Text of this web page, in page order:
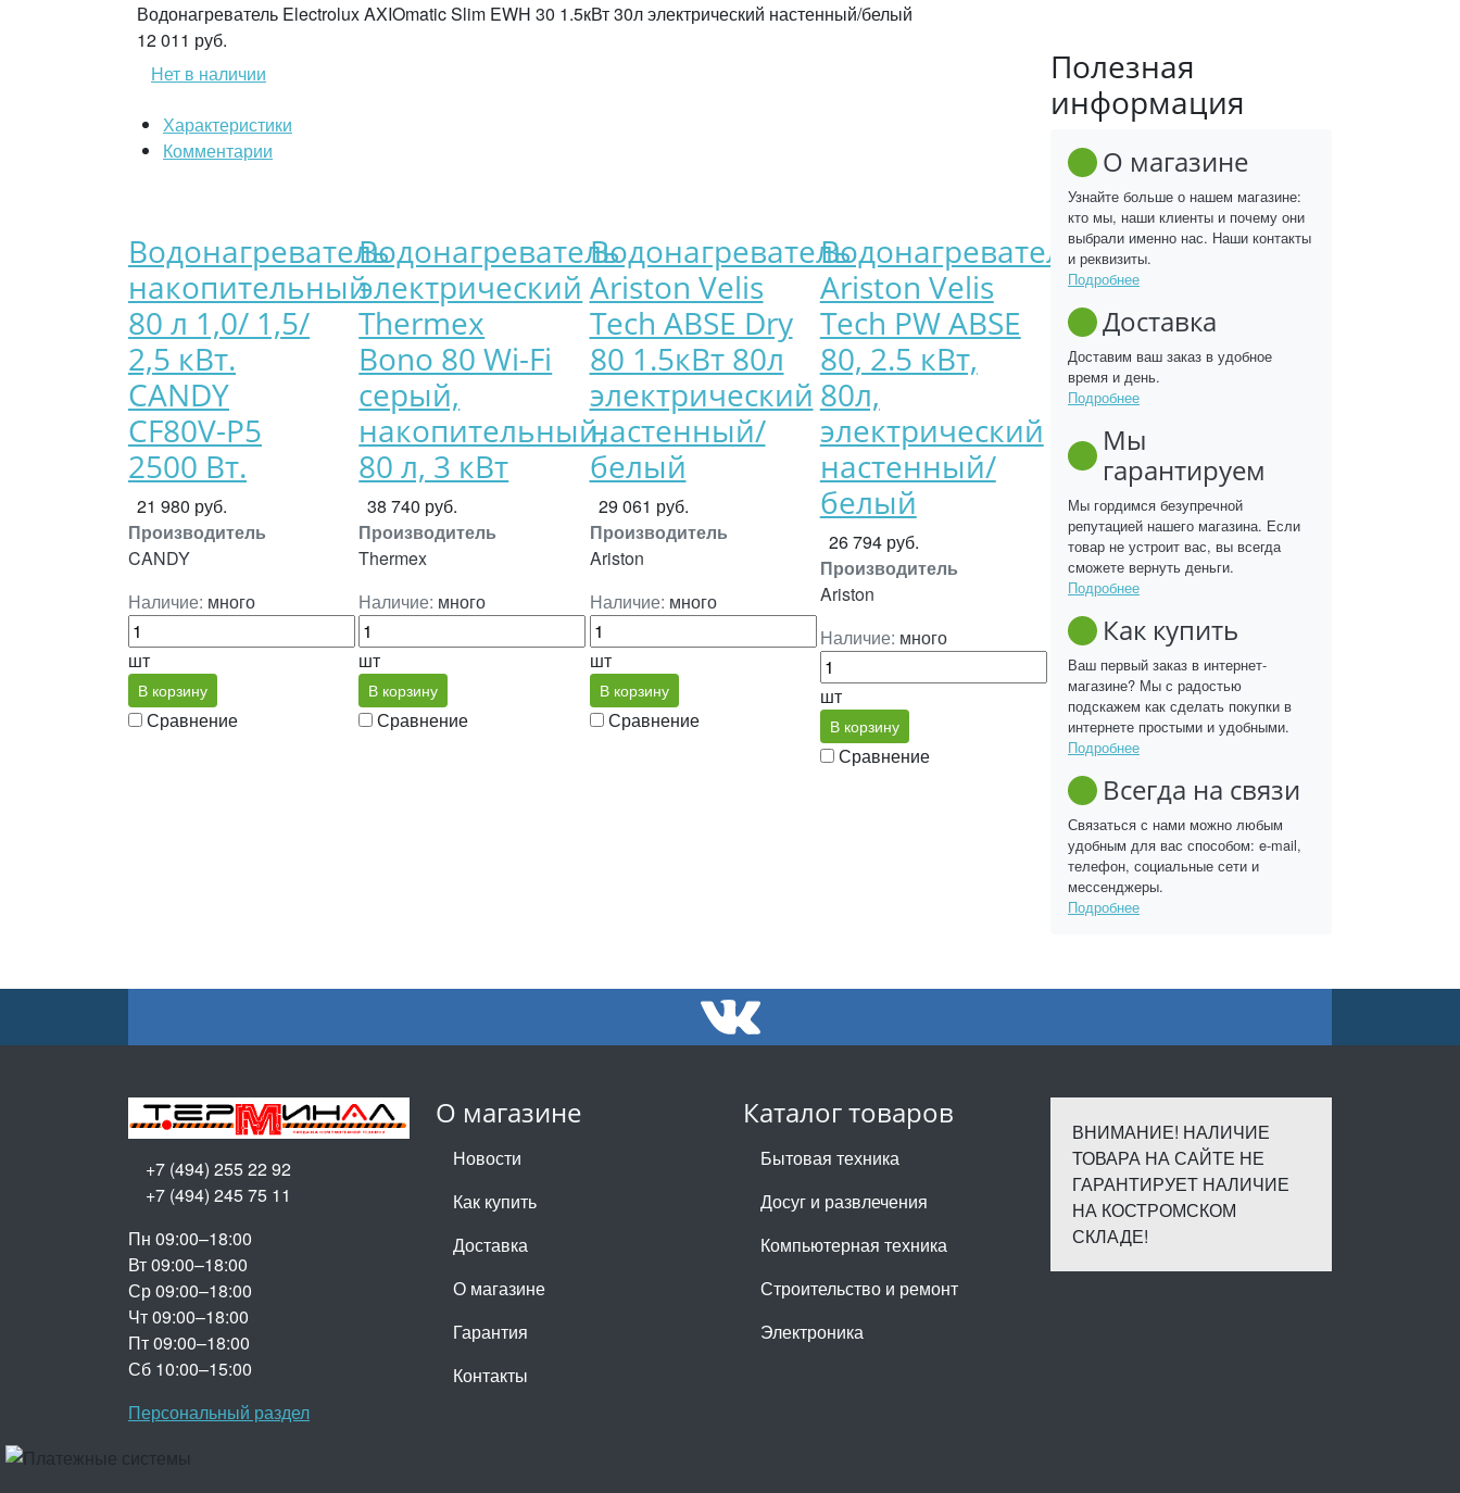
Водонагреватель Electrolux AXIOmatic Slim EWH 30 1.5кВт 30л электрический настенный/белый
12 011 руб.
Нет в наличии
Характеристики
Комментарии
Водонагреватель
накопительный
80 л 1,0/ 1,5/
2,5 кВт.
CANDY
CF80V-P5
2500 Вт.
21 980 руб.
Производитель
CANDY
Наличие: много
шт
В корзину
Сравнение
Водонагреватель
электрический
Thermex
Bono 80 Wi-Fi
серый,
накопительный,
80 л, 3 кВт
38 740 руб.
Производитель
Thermex
Наличие: много
шт
В корзину
Сравнение
Водонагреватель
Ariston Velis
Tech ABSE Dry
80 1.5кВт 80л
электрический
настенный/
белый
29 061 руб.
Производитель
Ariston
Наличие: много
шт
В корзину
Сравнение
Водонагреватель
Ariston Velis
Tech PW ABSE
80, 2.5 кВт,
80л,
электрический
настенный/
белый
26 794 руб.
Производитель
Ariston
Наличие: много
шт
В корзину
Сравнение
Полезная
информация
О магазине
Узнайте больше о нашем магазине:
кто мы, наши клиенты и почему они
выбрали именно нас. Наши контакты
и реквизиты.
Подробнее
Доставка
Доставим ваш заказ в удобное
время и день.
Подробнее
Мы
гарантируем
Мы гордимся безупречной
репутацией нашего магазина. Если
товар не устроит вас, вы всегда
сможете вернуть деньги.
Подробнее
Как купить
Ваш первый заказ в интернет-
магазине? Мы с радостью
подскажем как сделать покупки в
интернете простыми и удобными.
Подробнее
Всегда на связи
Связаться с нами можно любым
удобным для вас способом: e-mail,
телефон, социальные сети и
мессенджеры.
Подробнее
О магазине
Новости
Как купить
Доставка
О магазине
Гарантия
Контакты
Каталог товаров
Бытовая техника
Досуг и развлечения
Компьютерная техника
Строительство и ремонт
Электроника
ВНИМАНИЕ! НАЛИЧИЕ
ТОВАРА НА САЙТЕ НЕ
ГАРАНТИРУЕТ НАЛИЧИЕ
НА КОСТРОМСКОМ
СКЛАДЕ!
+7 (494) 255 22 92
+7 (494) 245 75 11
Пн 09:00–18:00
Вт 09:00–18:00
Ср 09:00–18:00
Чт 09:00–18:00
Пт 09:00–18:00
Сб 10:00–15:00
Персональный раздел